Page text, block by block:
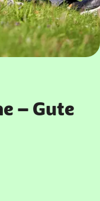
– Gute